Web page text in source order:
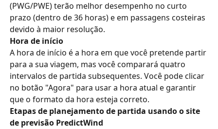
(PWG/PWE) terão melhor desempenho no curto
prazo (dentro de 36 horas) e em passagens costeiras
devido à maior resolução.
Hora de início
A hora de início é a hora em que você pretende partir
para a sua viagem, mas você comparará quatro
intervalos de partida subsequentes. Você pode clicar
no botão "Agora" para usar a hora atual e garantir
que o formato da hora esteja correto.
Etapas de planejamento de partida usando o site
de previsão PredictWind